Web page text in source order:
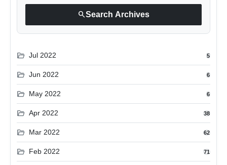
searchSearch Archives
folder_open Jul 2022 5
folder_open Jun 2022 6
folder_open May 2022 6
folder_open Apr 2022 38
folder_open Mar 2022 62
folder_open Feb 2022 71